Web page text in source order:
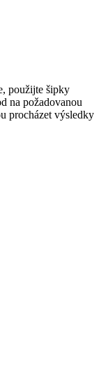
použijte šipky
na požadovanou
procházet výsledky